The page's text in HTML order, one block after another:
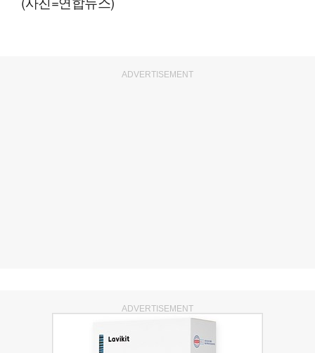
ADVERTISEMENT
ADVERTISEMENT